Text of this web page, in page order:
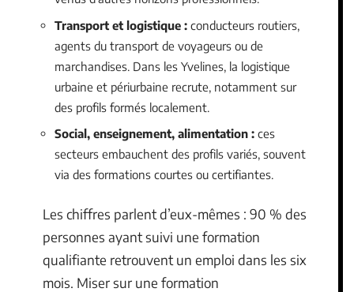
Transport et logistique : conducteurs routiers,
agents du transport de voyageurs ou de
marchandises. Dans les Yvelines, la logistique
urbaine et périurbaine recrute, notamment sur
des profils formés localement.
Social, enseignement, alimentation : ces
secteurs embauchent des profils variés, souvent
via des formations courtes ou certifiantes.
Les chiffres parlent d’eux-mêmes : 90 % des
personnes ayant suivi une formation
qualifiante retrouvent un emploi dans les six
mois. Miser sur une formation